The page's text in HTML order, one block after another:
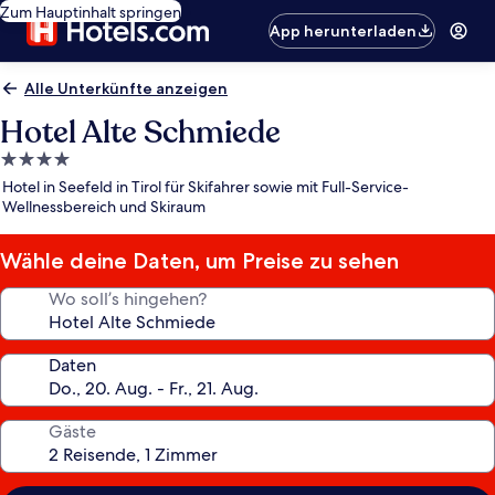
Zum Hauptinhalt springen
App herunterladen
Alle Unterkünfte anzeigen
Hotel Alte Schmiede
4.0-
Sterne-
Unterkunft
Hotel in Seefeld in Tirol für Skifahrer sowie mit Full-Service-
Wellnessbereich und Skiraum
Wähle deine Daten, um Preise zu sehen
Wo soll’s hingehen?
Daten
Gäste